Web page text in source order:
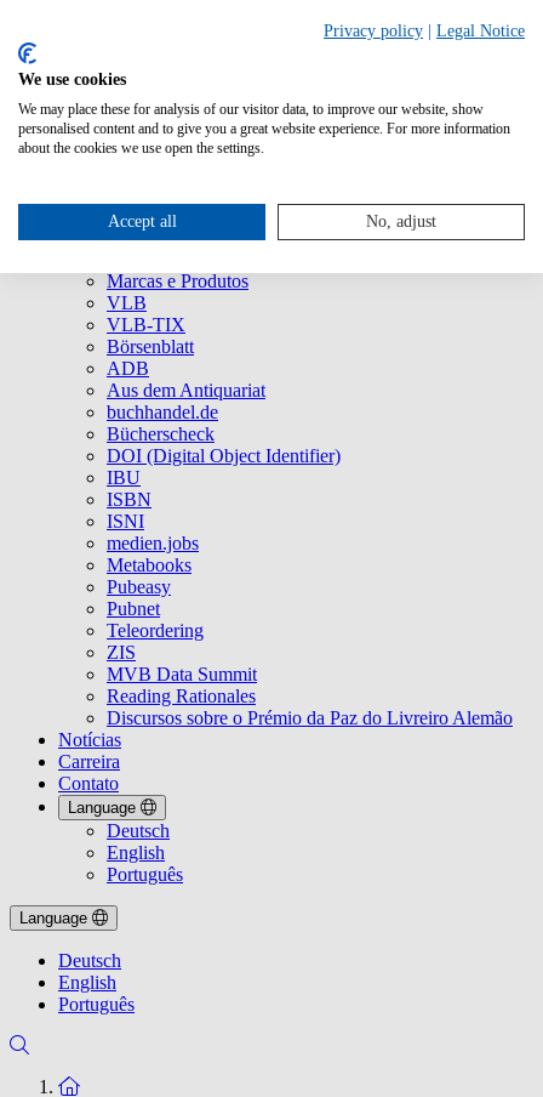
Quem Somos
Empresa
Redes Sociais
Serviço
Marcas e Produtos
VLB
VLB-TIX
Börsenblatt
ADB
Aus dem Antiquariat
buchhandel.de
Bücherscheck
DOI (Digital Object Identifier)
IBU
ISBN
ISNI
medien.jobs
Metabooks
Pubeasy
Pubnet
Teleordering
ZIS
MVB Data Summit
Reading Rationales
Discursos sobre o Prémio da Paz do Livreiro Alemão
Notícias
Carreira
Contato
Language
Deutsch
English
Português
Language
Deutsch
English
Português
To the homepage
Privacy policy Legal Notice
We use cookies
We may place these for analysis of our visitor data, to improve our website, show
personalised content and to give you a great website experience. For more information
about the cookies we use open the settings.
Accept all No, adjust